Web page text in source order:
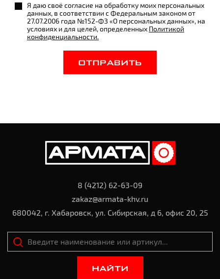
Я даю своё согласие на обработку моих персональных
данных, в соответствии с Федеральным законом от
27.07.2006 года №152-ФЗ «О персональных данных», на
условиях и для целей, определенных Политикой
конфиденциальности.
ОТПРАВИТЬ
8 (4212) 62-63-09
zakaz@armata-khv.ru
680042, г. Хабаровск, ул. Сибирская, д 6, офис 20, 25
НАЙТИ